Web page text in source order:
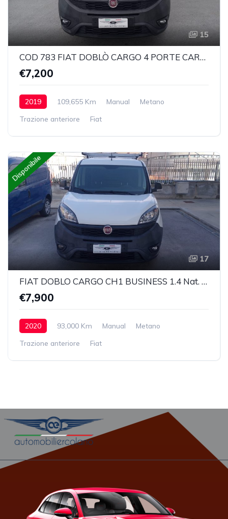
15
COD 783 FIAT DOBLÒ CARGO 4 PORTE CARGO 1.4 T-JET NATURAL POWER SX EURO6
€7,200
2019 109,655 Km Manual
Metano
Trazione anteriore
Fiat
Disponibile
17
FIAT DOBLO CARGO CH1 BUSINESS 1.4 Nat. Power 120cv E6D
€7,900
2020 93,000 Km Manual
Metano
Trazione anteriore
Fiat